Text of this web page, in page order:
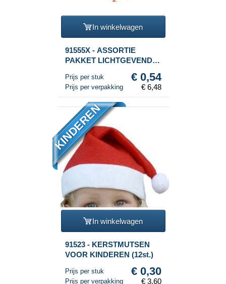
In winkelwagen
91555X - ASSORTIE
PAKKET LICHTGEVENDE
Prijs per stuk € 0,54
Prijs per verpakking € 6,48
KINDEREN
In winkelwagen
91523 - KERSTMUTSEN
VOOR KINDEREN (12st.)
Prijs per stuk € 0,30
Prijs per verpakking € 3,60